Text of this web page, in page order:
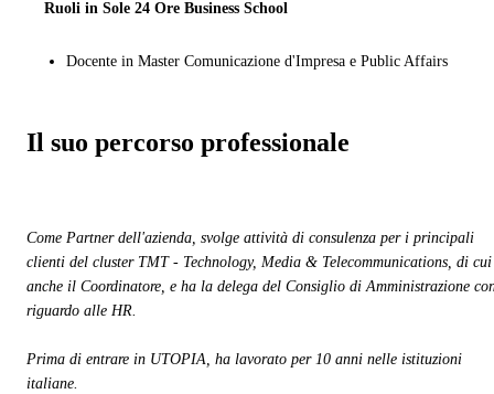
Ruoli in Sole 24 Ore Business School
Docente in Master Comunicazione d'Impresa e Public Affairs
Il suo percorso professionale
Come Partner dell'azienda, svolge attività di consulenza per i principali
clienti del cluster TMT - Technology, Media & Telecommunications, di cui
anche il Coordinatore, e ha la delega del Consiglio di Amministrazione
riguardo alle HR.
Prima di entrare in UTOPIA, ha lavorato per 10 anni nelle istituzioni
italiane.